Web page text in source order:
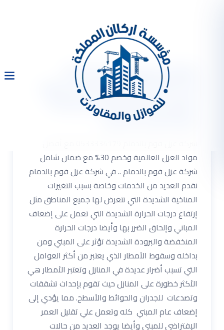
شركة عزل فوم بالدمام
0533334179 مع أفضل مواد
مع ضمان شامل
مواد العزل العالمية وخصم 30% مع ضمان شامل
شركة عزل فوم بالدمام .. في شركة عزل فوم بالدمام
نقدم العديد من الخدمات وخاصة بسبب التغيرات
المناخية الشديدة التي تتعرض لها جميع المناطق مثل
إرتفاع درجات الحرارة الشديدة التي تعمل على إضعاف
المباني وإلحاق الضرر بها وأيضا درجات الحرارة
المنخفضة والبرودة الشديدة تؤثر على المبني ومن
بداخله وسقوط الأمطار الذي يعتبر من أكثر العوامل
التي تسبب أضرار عديدة في المنازل وتعتبر الأمطار هي
الأكثر خطورة على المنازل حيث تقوم بإحداث تشققات
وتصدعات للجدران والحوائط والأسطح. مما يؤدي إلى
إضعاف عام المبني كله وتعمل علي تقليل العمر
الإفتراضي للمبنى وأيضا يوجد العديد من حالات